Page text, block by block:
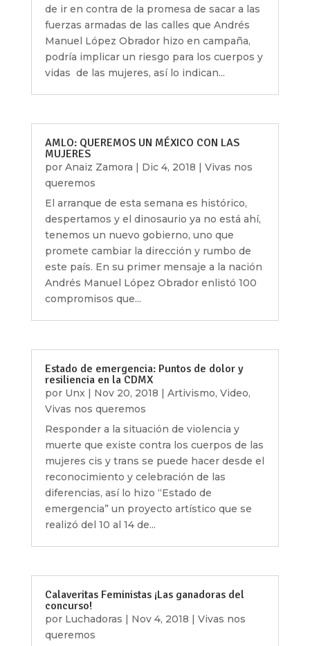
de ir en contra de la promesa de sacar a las
fuerzas armadas de las calles que Andrés
Manuel López Obrador hizo en campaña,
podría implicar un riesgo para los cuerpos y
vidas de las mujeres, así lo indican...
AMLO: QUEREMOS UN MÉXICO CON LAS
MUJERES
por Anaiz Zamora | Dic 4, 2018 | Vivas nos
queremos
El arranque de esta semana es histórico,
despertamos y el dinosaurio ya no está ahí,
tenemos un nuevo gobierno, uno que
promete cambiar la dirección y rumbo de
este país. En su primer mensaje a la nación
Andrés Manuel López Obrador enlistó 100
compromisos que...
Estado de emergencia: Puntos de dolor y
resiliencia en la CDMX
por Unx| Nov 20, 2018 | Artivismo, Video,
Vivas nos queremos
Responder a la situación de violencia y
muerte que existe contra los cuerpos de las
mujeres cis y trans se puede hacer desde el
reconocimiento y celebración de las
diferencias, así lo hizo “Estado de
emergencia” un proyecto artístico que se
realizó del 10 al 14 de...
Calaveritas Feministas ¡Las ganadoras del
concurso!
por Luchadoras | Nov 4, 2018 | Vivas nos
queremos